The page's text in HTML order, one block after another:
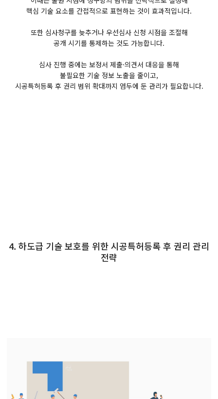
핵심 기술 요소를 간접적으로 표현하는 것이 효과적입니다.
또한 심사청구를 늦추거나 우선심사 신청 시점을 조절해
공개 시기를 통제하는 것도 가능합니다.
심사 진행 중에는 보정서 제출·의견서 대응을 통해
불필요한 기술 정보 노출을 줄이고,
시공특허등록 후 권리 범위 확대까지 염두에 둔 관리가 필요합니다.
4. 하도급 기술 보호를 위한 시공특허등록 후 권리 관리
전략